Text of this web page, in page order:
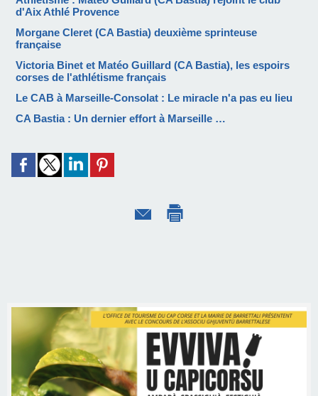
d'Aix Athlé Provence
Morgane Cleret (CA Bastia) deuxième sprinteuse
française
Victoria Binet et Matéo Guillard (CA Bastia), les espoirs
corses de l'athlétisme français
Le CAB à Marseille-Consolat : Le miracle n'a pas eu lieu
CA Bastia : Un dernier effort à Marseille …